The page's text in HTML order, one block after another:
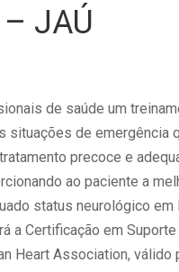
JAÚ
de saúde um
situações de emergência
precoce e
ao paciente a
status neurológico em
a Certificação em
Heart Association, válido